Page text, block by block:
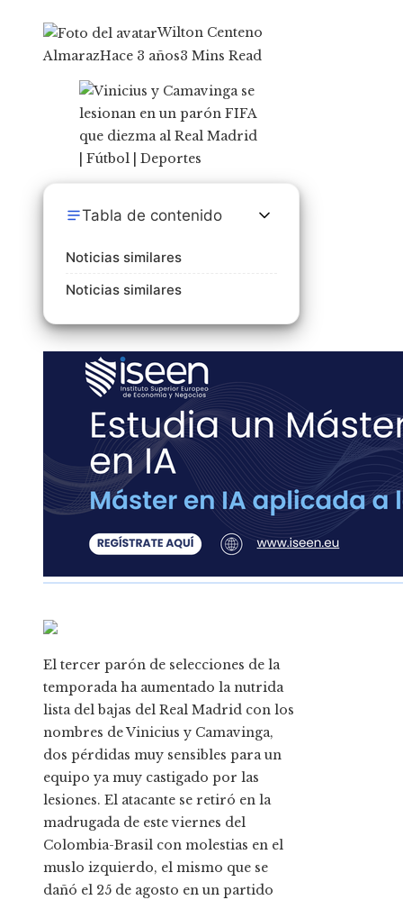
Wilton Centeno
AlmarazHace 3 años3 Mins Read
Tabla de contenido
Noticias similares
Noticias similares
El tercer parón de selecciones de la
temporada ha aumentado la nutrida
lista del bajas del Real Madrid con los
nombres de Vinicius y Camavinga,
dos pérdidas muy sensibles para un
equipo ya muy castigado por las
lesiones. El atacante se retiró en la
madrugada de este viernes del
Colombia-Brasil con molestias en el
muslo izquierdo, el mismo que se
dañó el 25 de agosto en un partido